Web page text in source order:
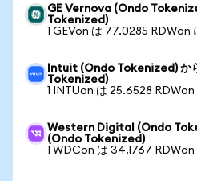
GE Vernova (Ondo
Tokenized)
1 GEVon は 77.0285 RDWon
Intuit (Ondo Tokenized) か
Tokenized)
1 INTUon は 25.6528 RDWon
Western Digital (Ondo
(Ondo Tokenized)
1 WDCon は 34.1767 RDWon